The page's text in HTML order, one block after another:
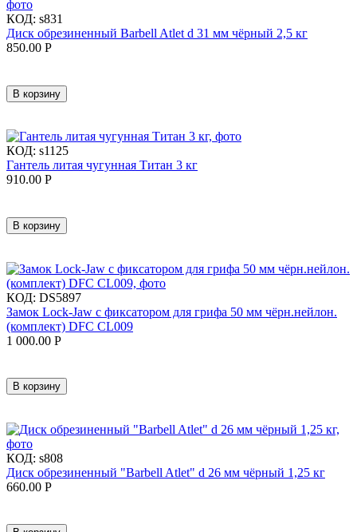
КОД: s831
Диск обрезиненный Barbell Atlet d 31 мм чёрный 2,5 кг
850.00 Р
В корзину
КОД: s1125
Гантель литая чугунная Титан 3 кг
910.00 Р
В корзину
КОД: DS5897
Замок Lock-Jaw с фиксатором для грифа 50 мм чёрн.нейлон.
(комплект) DFC CL009
1 000.00 Р
В корзину
КОД: s808
Диск обрезиненный "Barbell Atlet" d 26 мм чёрный 1,25 кг
660.00 Р